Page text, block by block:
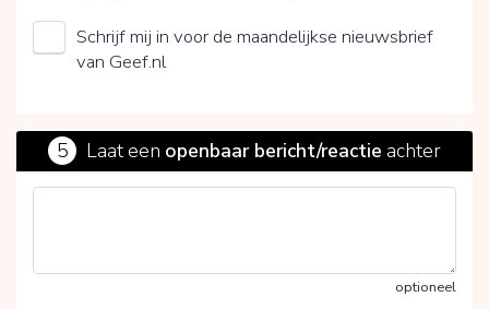
Schrijf mij in voor de maandelijkse nieuwsbrief
van Geef.nl
5 Laat een openbaar bericht/reactie achter
optioneel